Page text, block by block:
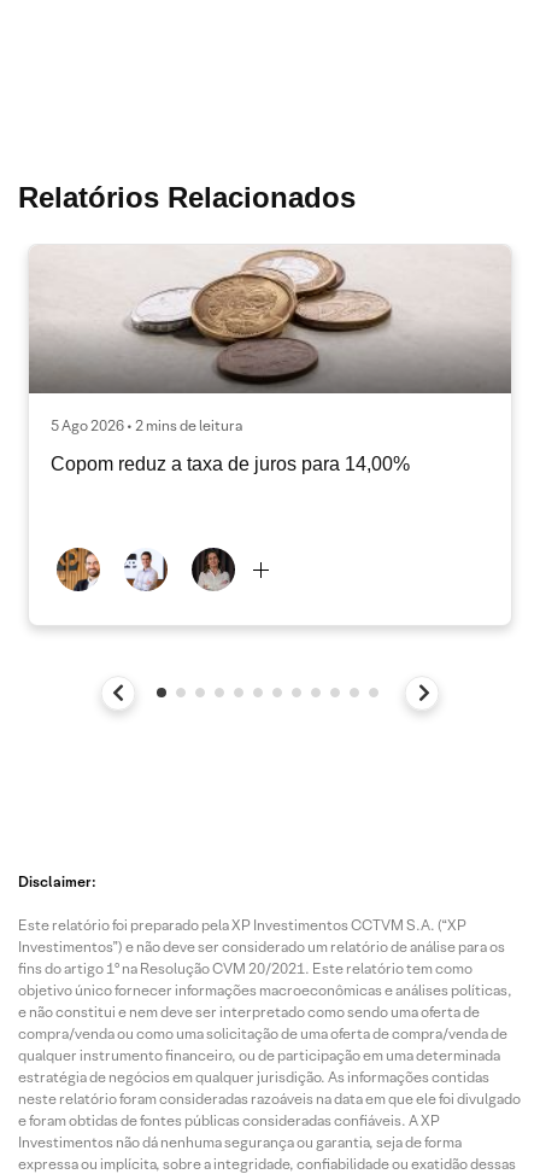
Relatórios Relacionados
5 Ago 2026 • 2 mins de leitura
Copom reduz a taxa de juros para 14,00%
Disclaimer:
Este relatório foi preparado pela XP Investimentos CCTVM S.A. (“XP
Investimentos”) e não deve ser considerado um relatório de análise para os
fins do artigo 1º na Resolução CVM 20/2021. Este relatório tem como
objetivo único fornecer informações macroeconômicas e análises políticas,
e não constitui e nem deve ser interpretado como sendo uma oferta de
compra/venda ou como uma solicitação de uma oferta de compra/venda de
qualquer instrumento financeiro, ou de participação em uma determinada
estratégia de negócios em qualquer jurisdição. As informações contidas
neste relatório foram consideradas razoáveis na data em que ele foi divulgado
e foram obtidas de fontes públicas consideradas confiáveis. A XP
Investimentos não dá nenhuma segurança ou garantia, seja de forma
expressa ou implícita, sobre a integridade, confiabilidade ou exatidão dessas